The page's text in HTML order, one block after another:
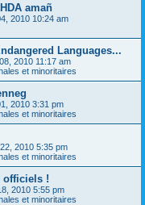
amañ
2010 10:24 am
Languages...
2010 11:17 am
et minoritaires
2010 3:31 pm
et minoritaires
2010 5:35 pm
et minoritaires
officiels !
2010 5:55 pm
et minoritaires